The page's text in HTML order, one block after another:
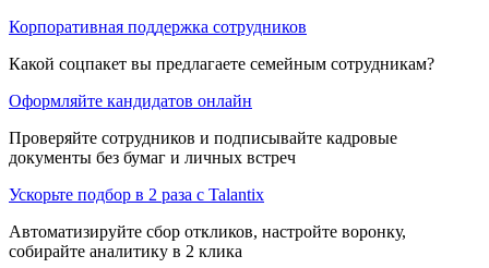
Корпоративная поддержка сотрудников
Какой соцпакет вы предлагаете семейным сотрудникам?
Оформляйте кандидатов онлайн
Проверяйте сотрудников и подписывайте кадровые
документы без бумаг и личных встреч
Ускорьте подбор в 2 раза с Talantix
Автоматизируйте сбор откликов, настройте воронку,
собирайте аналитику в 2 клика